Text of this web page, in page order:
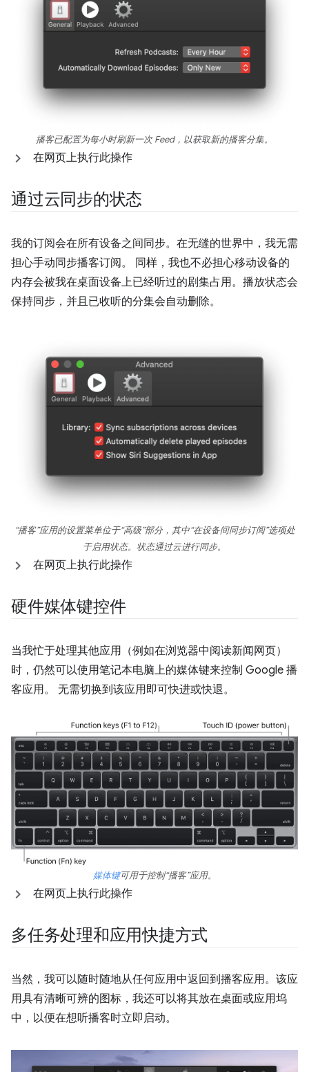
播客已配置为每小时刷新一次 Feed，以获取新的播客分集。
在网页上执行此操作
通过云同步的状态
我的订阅会在所有设备之间同步。在无缝的世界中，我无需
担心手动同步播客订阅。 同样，我也不必担心移动设备的
内存会被我在桌面设备上已经听过的剧集占用。播放状态会
保持同步，并且已收听的分集会自动删除。
“播客”应用的设置菜单位于“高级”部分，其中“在设备间同步订阅”选项处
于启用状态。状态通过云进行同步。
在网页上执行此操作
硬件媒体键控件
当我忙于处理其他应用（例如在浏览器中阅读新闻网页）
时，仍然可以使用笔记本电脑上的媒体键来控制 Google 播
客应用。 无需切换到该应用即可快进或快退。
媒体键可用于控制“播客”应用。
在网页上执行此操作
多任务处理和应用快捷方式
当然，我可以随时随地从任何应用中返回到播客应用。该应
用具有清晰可辨的图标，我还可以将其放在桌面或应用坞
中，以便在想听播客时立即启动。